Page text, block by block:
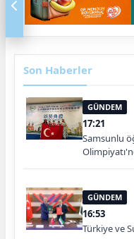
Son Haberler
GÜNDEM
17:21
Samsunlu
GÜNDEM
16:53
Türkiye ve